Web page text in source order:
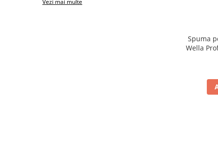
Vezi mai multe
Spuma
Wella